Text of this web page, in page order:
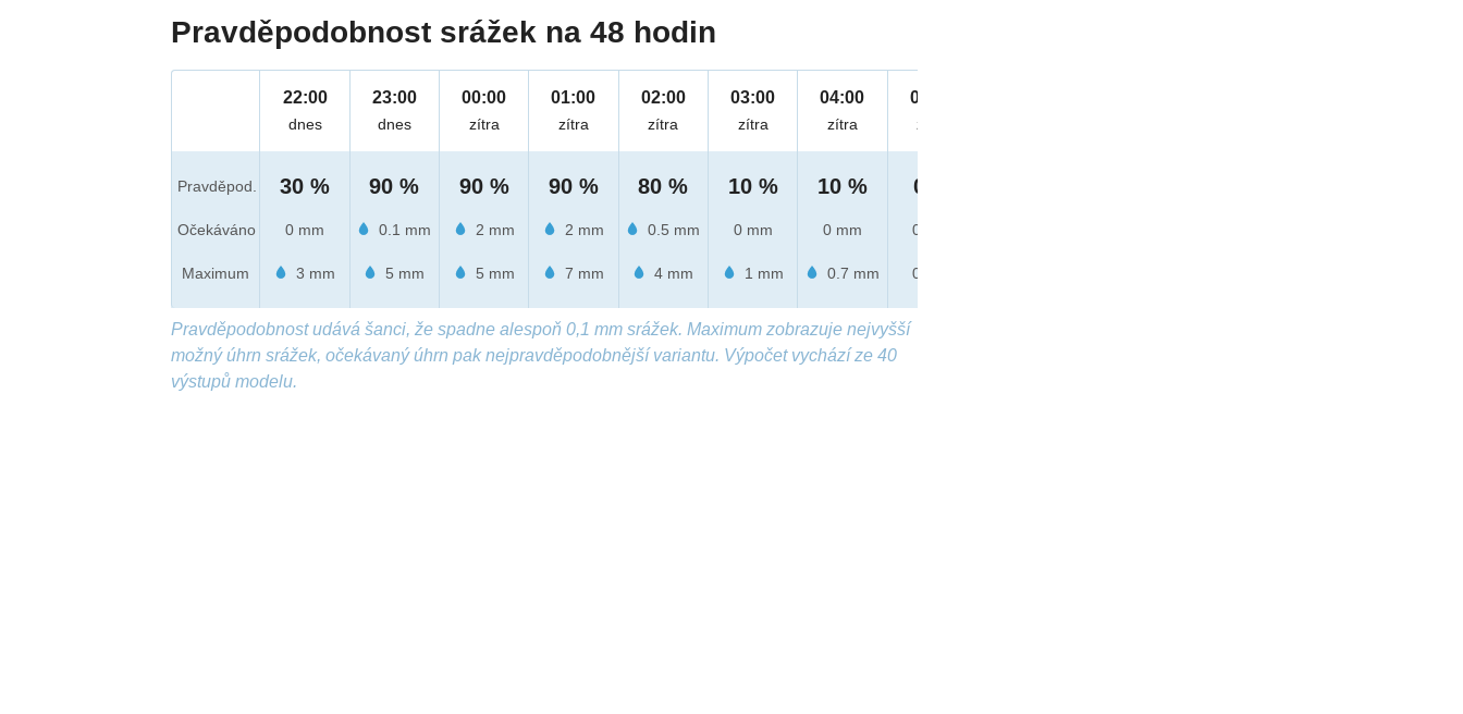
Pravděpodobnost srážek na 48 hodin
Pravděpod.
Očekáváno
Maximum
22:00
dnes
30 %
0 mm
3 mm
23:00
dnes
90 %
0.1 mm
5 mm
00:00
zítra
90 %
2 mm
5 mm
01:00
zítra
90 %
2 mm
7 mm
02:00
zítra
80 %
0.5 mm
4 mm
03:00
zítra
10 %
0 mm
1 mm
04:00
zítra
10 %
0 mm
0.7 mm
05:00
zítra
0 %
0 mm
0 mm
Pravděpodobnost udává šanci, že spadne alespoň 0,1 mm srážek. Maximum zobrazuje nejvyšší
možný úhrn srážek, očekávaný úhrn pak nejpravděpodobnější variantu. Výpočet vychází ze 40
výstupů modelu.